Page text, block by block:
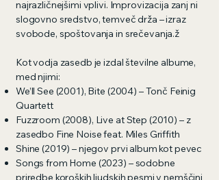
najrazličnejšimi vplivi. Improvizacija zanj ni
slogovno sredstvo, temveč drža – izraz
svobode, spoštovanja in srečevanja.ž
Kot vodja zasedb je izdal številne albume,
med njimi:
We’ll See (2001), Bite (2004) – Tonč Feinig
Quartett
Fuzzroom (2008), Live at Step (2010) – z
zasedbo Fine Noise feat. Miles Griffith
Shine (2019) – njegov prvi album kot pevec
Songs from Home (2023) – sodobne